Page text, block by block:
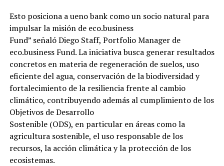
Esto posiciona a ueno bank como un socio natural para
impulsar la misión de eco.business
Fund” señaló Diego Staff, Portfolio Manager de
eco.business Fund. La iniciativa busca generar resultados
concretos en materia de regeneración de suelos, uso
eficiente del agua, conservación de la biodiversidad y
fortalecimiento de la resiliencia frente al cambio
climático, contribuyendo además al cumplimiento de los
Objetivos de Desarrollo
Sostenible (ODS), en particular en áreas como la
agricultura sostenible, el uso responsable de los
recursos, la acción climática y la protección de los
ecosistemas.